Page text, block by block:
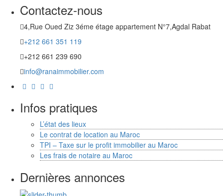
Contactez-nous
4,Rue Oued Ziz 3éme étage appartement N°7,Agdal Rabat
+212 661 351 119
+212 661 239 690
info@ranaimmobilier.com
Infos pratiques
L’état des lieux
Le contrat de location au Maroc
TPI – Taxe sur le profit immobilier au Maroc
Les frais de notaire au Maroc
Dernières annonces